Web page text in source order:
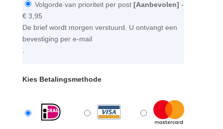
Volgorde van prioriteit per post [Aanbevolen] -
€ 3,95
De brief wordt morgen verstuurd. U ontvangt een
bevestiging per e-mail
.
Kies Betalingsmethode